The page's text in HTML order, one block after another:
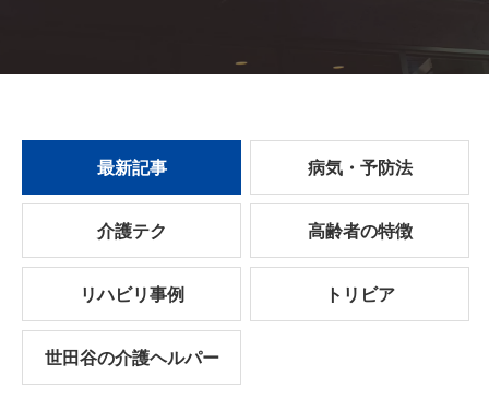
最新記事 病気・予防法
介護テク 高齢者の特徴
リハビリ事例 トリビア
世田谷の介護ヘルパー